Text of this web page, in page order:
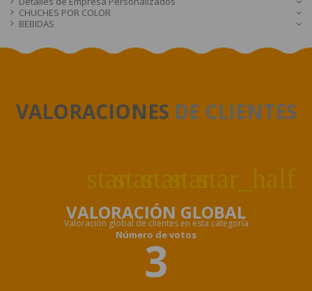
CHUCHES POR COLOR
BEBIDAS
VALORACIONES DE CLIENTES
VALORACIÓN GLOBAL
Valoración global de clientes en esta categoría
Número de votos
3